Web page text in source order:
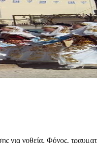
για νοθεία. Φόνος,